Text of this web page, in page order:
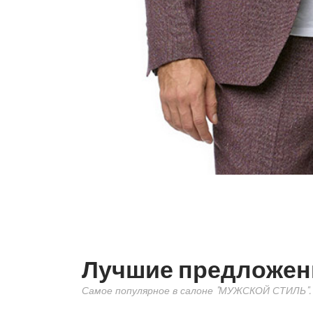
Лучшие
Самое популярное в салоне "МУЖСКОЙ СТИЛЬ".